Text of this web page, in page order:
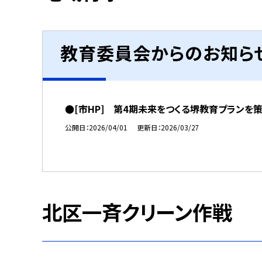
教育委員会からのお知ら
●[市HP] 第4期未来をつくる堺教育プランを策
公開日 2026/04/01 更新日 2026/03/27
北区一斉クリーン作戦